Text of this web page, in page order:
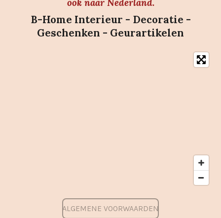
B-Home Interieur - Decoratie -
Geschenken - Geurartikelen
ALGEMENE VOORWAARDEN